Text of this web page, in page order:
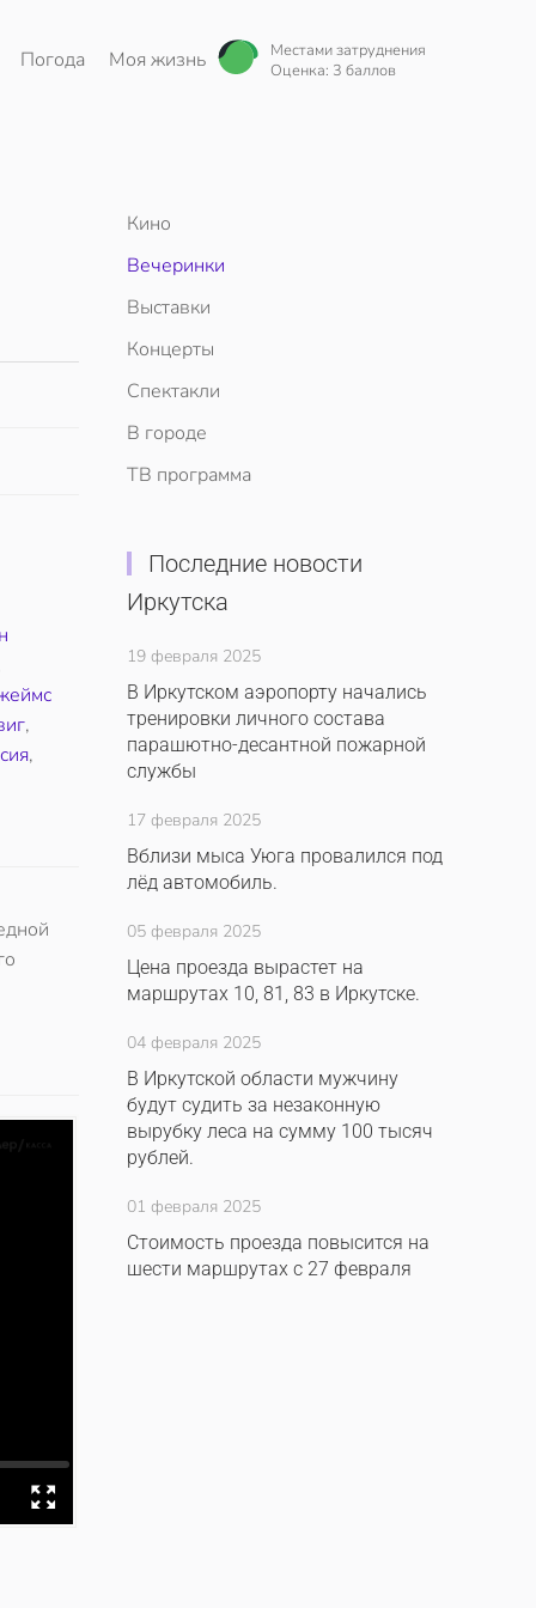
Погода Моя жизнь
Местами затруднения
Оценка: 3 баллов
,
,
Кино
Вечеринки
Выставки
Концерты
Спектакли
В городе
ТВ программа
Последние новости
Иркутска
19 февраля 2025
В Иркутском аэропорту начались
тренировки личного состава
парашютно-десантной пожарной
службы
17 февраля 2025
Вблизи мыса Уюга провалился под
лёд автомобиль.
05 февраля 2025
Цена проезда вырастет на
маршрутах 10, 81, 83 в Иркутске.
04 февраля 2025
В Иркутской области мужчину
будут судить за незаконную
вырубку леса на сумму 100 тысяч
рублей.
01 февраля 2025
Стоимость проезда повысится на
шести маршрутах с 27 февраля